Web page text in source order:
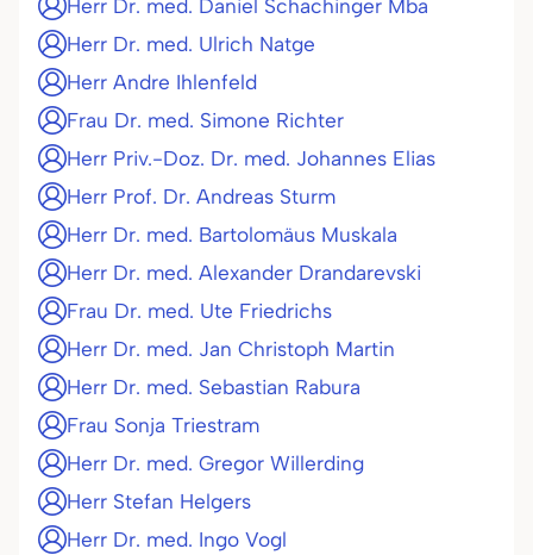
Herr Dr. med. Daniel Schachinger Mba
Herr Dr. med. Ulrich Natge
Herr Andre Ihlenfeld
Frau Dr. med. Simone Richter
Herr Priv.-Doz. Dr. med. Johannes Elias
Herr Prof. Dr. Andreas Sturm
Herr Dr. med. Bartolomäus Muskala
Herr Dr. med. Alexander Drandarevski
Frau Dr. med. Ute Friedrichs
Herr Dr. med. Jan Christoph Martin
Herr Dr. med. Sebastian Rabura
Frau Sonja Triestram
Herr Dr. med. Gregor Willerding
Herr Stefan Helgers
Herr Dr. med. Ingo Vogl